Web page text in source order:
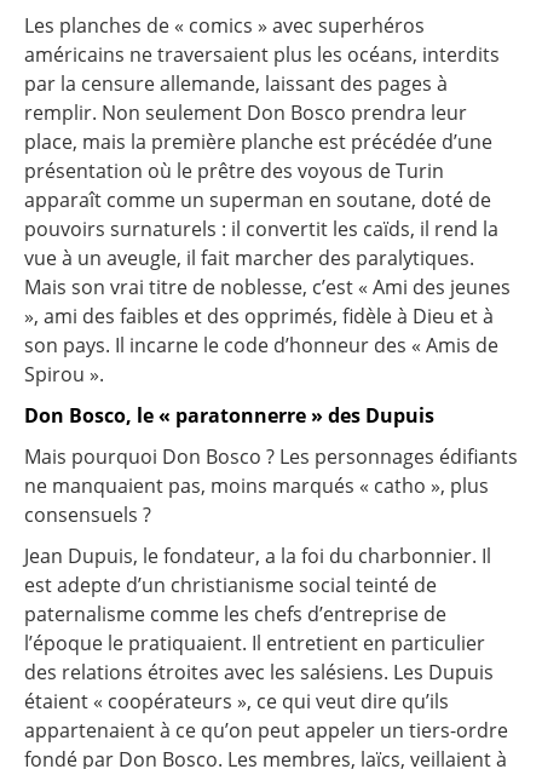
Les planches de « comics » avec superhéros
américains ne traversaient plus les océans, interdits
par la censure allemande, laissant des pages à
remplir. Non seulement Don Bosco prendra leur
place, mais la première planche est précédée d’une
présentation où le prêtre des voyous de Turin
apparaît comme un superman en soutane, doté de
pouvoirs surnaturels : il convertit les caïds, il rend la
vue à un aveugle, il fait marcher des paralytiques.
Mais son vrai titre de noblesse, c’est « Ami des jeunes
», ami des faibles et des opprimés, fidèle à Dieu et à
son pays. Il incarne le code d’honneur des « Amis de
Spirou ».
Don Bosco, le « paratonnerre » des Dupuis
Mais pourquoi Don Bosco ? Les personnages édifiants
ne manquaient pas, moins marqués « catho », plus
consensuels ?
Jean Dupuis, le fondateur, a la foi du charbonnier. Il
est adepte d’un christianisme social teinté de
paternalisme comme les chefs d’entreprise de
l’époque le pratiquaient. Il entretient en particulier
des relations étroites avec les salésiens. Les Dupuis
étaient « coopérateurs », ce qui veut dire qu’ils
appartenaient à ce qu’on peut appeler un tiers-ordre
fondé par Don Bosco. Les membres, laïcs, veillaient à